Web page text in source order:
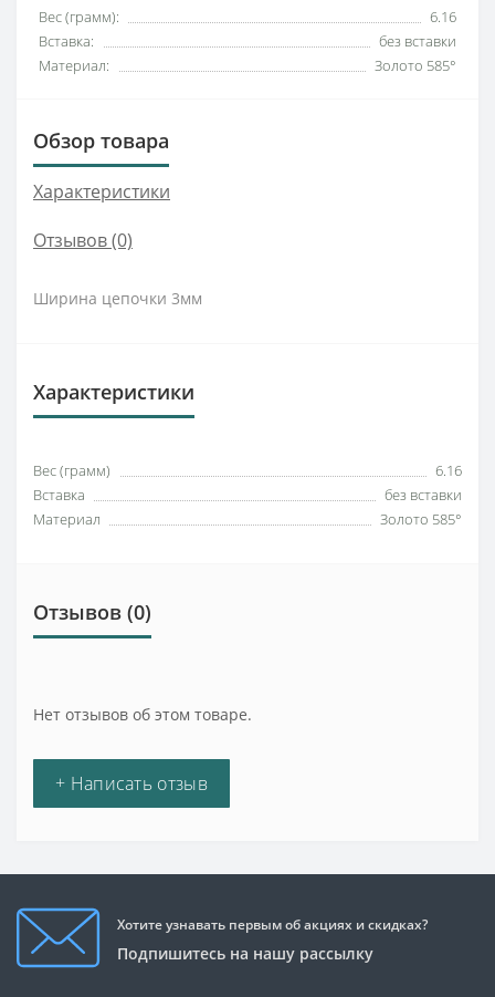
Вес (грамм):
6.16
Вставка:
без вставки
Материал:
Золото 585°
Обзор товара
Характеристики
Отзывов (0)
Ширина цепочки 3мм
Характеристики
Вес (грамм)
6.16
Вставка
без вставки
Материал
Золото 585°
Отзывов (0)
Нет отзывов об этом товаре.
+ Написать отзыв
Хотите узнавать первым об акциях и скидках?
Подпишитесь на нашу рассылку